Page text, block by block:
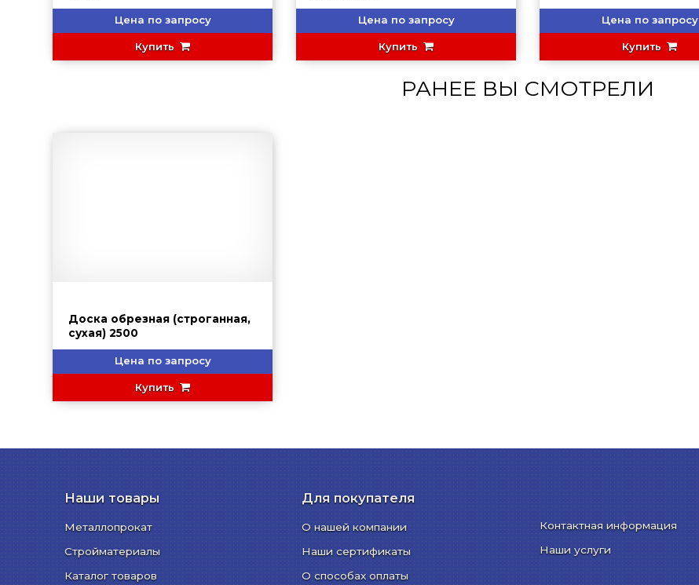
Цена по запросу
Купить
Цена по запросу
Купить
Цена по запросу
Купить
РАНЕЕ ВЫ СМОТРЕЛИ
Доска обрезная (строганная,
сухая) 2500
Цена по запросу
Купить
Наши товары
Металлопрокат
Стройматериалы
Каталог товаров
Для покупателя
О нашей компании
Наши сертификаты
О способах оплаты
Контактная информация
Наши услуги